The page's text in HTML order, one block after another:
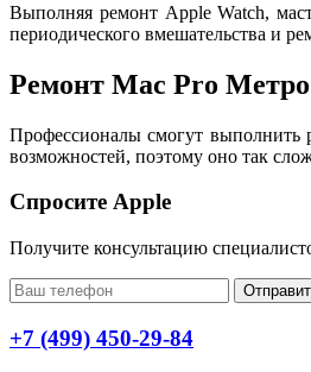
Выполняя ремонт Apple Watch,
периодического вмешательства и
Ремонт Mac Pro
Профессионалы смогут выполнить
возможностей, поэтому оно так
Спросите Apple
Получите консультацию
+7 (499) 450-29-84